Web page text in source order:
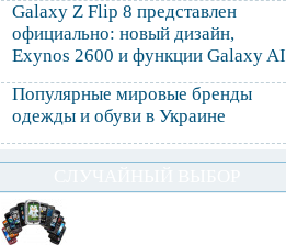
Galaxy Z Flip 8 представлен
официально: новый дизайн,
Exynos 2600 и функции Galaxy AI
Популярные мировые бренды
одежды и обуви в Украине